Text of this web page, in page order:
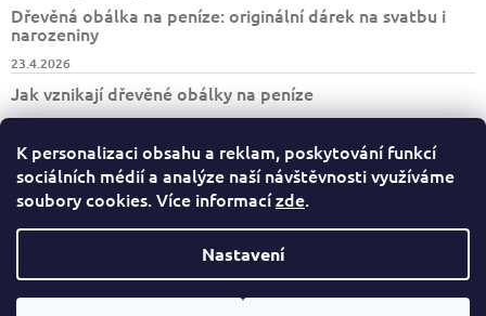
K personalizaci obsahu a reklam, poskytování funkcí
sociálních médií a analýze naší návštěvnosti využíváme
soubory cookies. Více informacízde.
Nastavení
Dřevěná obálka na peníze: originální dárek na svatbu i
narozeniny
23.4.2026
Jak vznikají dřevěné obálky na peníze
7.4.2026
Jak vzniká turistický deník BESKYDY
30.3.2026